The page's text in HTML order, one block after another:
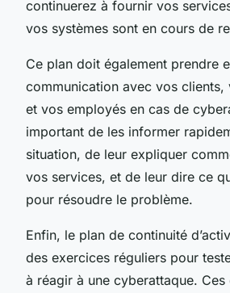
continuerez à fournir vos
vos systèmes sont en cours de
Ce plan doit également prendre
communication avec vos clients,
et vos employés en cas de
important de les informer
situation, de leur expliquer
vos services, et de leur dire ce
pour résoudre le problème.
Enfin, le plan de continuité
des exercices réguliers pour
à réagir à une cyberattaque.